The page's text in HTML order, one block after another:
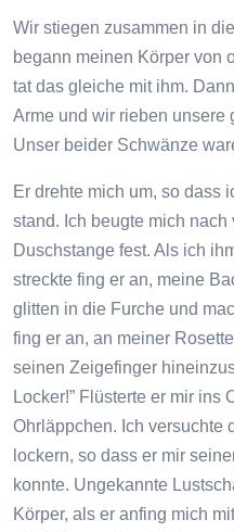
Wir stiegen zusammen in
begann meinen Körper von
tat das gleiche mit ihm.
Arme und wir rieben unsere
Unser beider Schwänze
Er drehte mich um, so dass
stand. Ich beugte mich
Duschstange fest. Als ich
streckte fing er an, meine
glitten in die Furche und
fing er an, an meiner
seinen Zeigefinger
Locker!” Flüsterte er mir ins
Ohrläppchen. Ich versuchte
lockern, so dass er mir
konnte. Ungekannte
Körper, als er anfing mich